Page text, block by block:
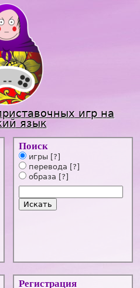
navigation
игр на
язык
Поиск
игры [?]
перевода [?]
образа [?]
Регистрация